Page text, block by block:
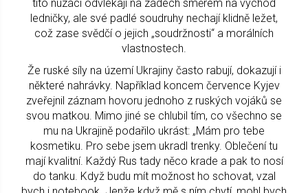
tito nuzáci odvlékají na zádech směrem na východ
ledničky, ale své padlé soudruhy nechají klidně ležet,
což zase svědčí o jejich „soudržnosti“ a morálních
vlastnostech.
Že ruské síly na území Ukrajiny často rabují, dokazují i
některé nahrávky. Například koncem července Kyjev
zveřejnil záznam hovoru jednoho z ruských vojáků se
svou matkou. Mimo jiné se chlubil tím, co všechno se
mu na Ukrajině podařilo ukrást: „Mám pro tebe
kosmetiku. Pro sebe jsem ukradl trenky. Oblečení tu
mají kvalitní. Každý Rus tady něco krade a pak to nosí
do tanku. Když budu mít možnost ho schovat, vzal